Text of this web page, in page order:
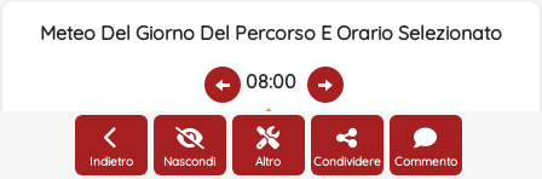
Meteo Del Giorno Del Percorso E Orario Selezionato
08:00
Temp.:
10.7ºC 2.3
Umidità Media:
97%
Velocità Vento:
4.3km/h
Indirizzo Vento:
Indietro Nascondi Altro Condividere Commento